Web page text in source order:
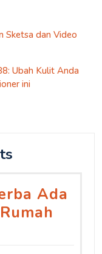
Sketsa dan Video
Ubah Kulit Anda
ini
Ada